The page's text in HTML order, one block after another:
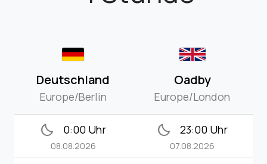
Deutschland
Europe/Berlin
Oadby
Europe/London
bedtime 0:00 Uhr
08.08.2026
bedtime 23:00 Uhr
07.08.2026